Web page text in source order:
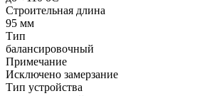
Строительная длина
95 мм
Тип
балансировочный
Примечание
Исключено замерзание
Тип устройства